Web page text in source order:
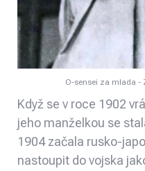
O-sensei za mlada -
Když se v roce 1902
jeho manželkou se
1904 začala rusko-
nastoupit do vojska